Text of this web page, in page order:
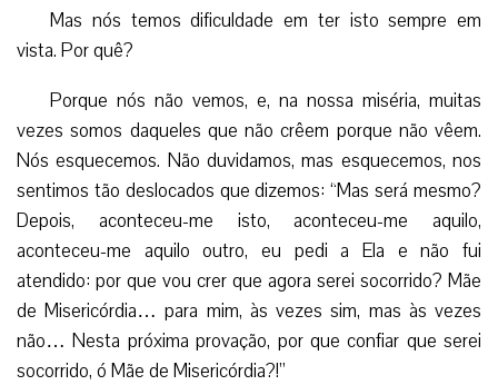
Mas nós temos dificuldade em ter isto sempre em
vista. Por quê?
Porque nós não vemos, e, na nossa miséria, muitas
vezes somos daqueles que não crêem porque não vêem.
Nós esquecemos. Não duvidamos, mas esquecemos, nos
sentimos tão deslocados que dizemos: “Mas será mesmo?
Depois, aconteceu-me isto, aconteceu-me aquilo,
aconteceu-me aquilo outro, eu pedi a Ela e não fui
atendido: por que vou crer que agora serei socorrido? Mãe
de Misericórdia… para mim, às vezes sim, mas às vezes
não… Nesta próxima provação, por que confiar que serei
socorrido, ó Mãe de Misericórdia?!”